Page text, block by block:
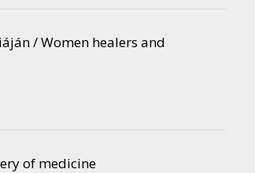
/ Women healers and
of medicine